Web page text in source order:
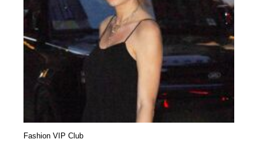
Fashion VIP Club